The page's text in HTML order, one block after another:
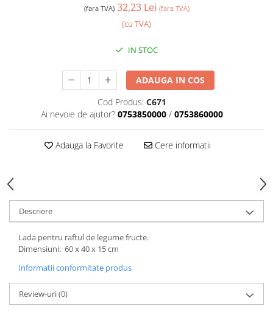
(fara TVA) 32,23 Lei (fara TVA)
(cu TVA)
IN STOC
ADAUGA IN COS
Cod Produs: C671
Ai nevoie de ajutor? 0753850000 / 0753860000
Adauga la Favorite Cere informatii
Descriere
Lada pentru raftul de legume fructe.
Dimensiuni: 60 x 40 x 15 cm
Informatii conformitate produs
Review-uri(0)